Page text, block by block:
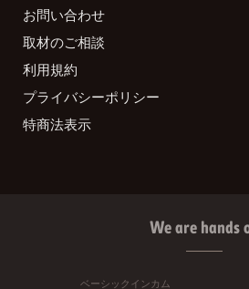
お問い合わせ
取材のご相談
利用規約
プライバシーポリシー
特商法表示
We are hands
ベーシックインカム